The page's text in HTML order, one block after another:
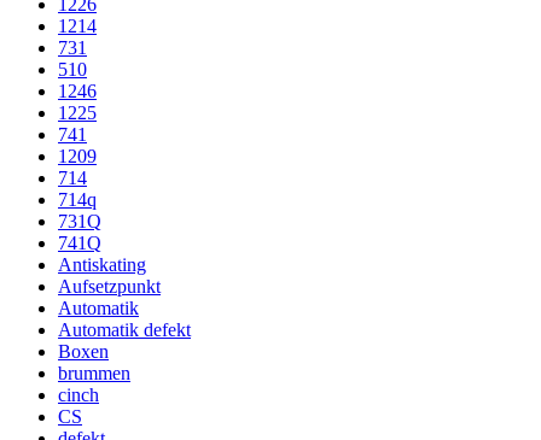
1226
1214
731
510
1246
1225
741
1209
714
714q
731Q
741Q
Antiskating
Aufsetzpunkt
Automatik
Automatik defekt
Boxen
brummen
cinch
CS